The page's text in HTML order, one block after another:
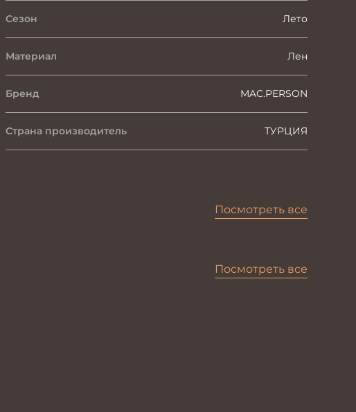
Сезон Лето
Материал Лен
Бренд MAC.PERSON
Страна производитель ТУРЦИЯ
Посмотреть все
Посмотреть все